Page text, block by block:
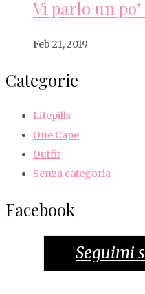
Vi parlo un
Feb 21, 2019
Categorie
Lifepills
One Cape
Outfit
Senza categoria
Facebook
Seguimi